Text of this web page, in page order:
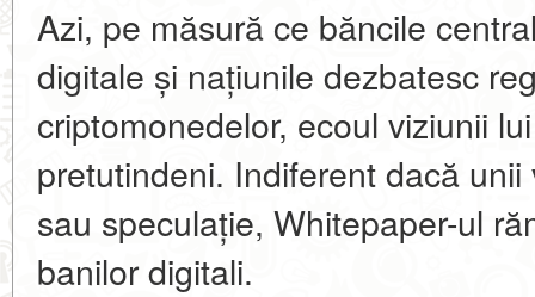
Azi, pe măsură ce băncile
digitale și națiunile dezbatesc
criptomonedelor, ecoul viziunii
pretutindeni. Indiferent dacă
sau speculație, Whitepaper-ul
banilor digitali.